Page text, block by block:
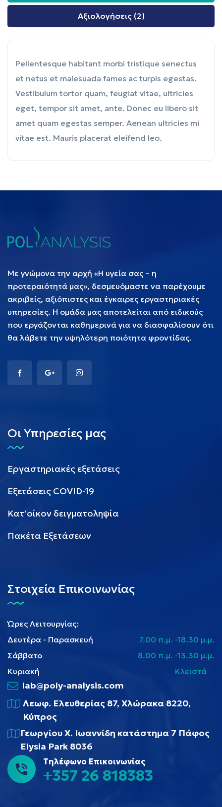
Αξιολογήσεις (2)
Pellentesque habitant morbi tristique senectus
et netus et malesuada fames ac turpis egestas.
Vestibulum tortor quam, feugiat vitae, ultricies
eget, tempor sit amet, ante. Donec eu libero sit
amet quam egestas semper. Aenean ultricies mi
vitae est. Mauris placerat eleifend leo.
Με γνώμονα την αρχή «Η υγεία σας – η
προτεραιότητά μας», δεσμευόμαστε να παρέχουμε
ακριβείς, αξιόπιστες και έγκαιρες εργαστηριακές
υπηρεσίες. Η ομάδα μας αποτελείται από ειδικούς
που εργάζονται καθημερινά για να διασφαλίσουν ότι
θα λάβετε την υψηλότερη ποιότητα φροντίδας.
Οι Υπηρεσίες μας
Εργαστηριακές εξετάσεις
Εξετάσεις COVID-19
Κατ’οίκον δειγματοληψία
Πακέτα Εξετάσεων
Στοιχεία Επικοινωνίας
Ώρες Λειτουργίας:
Δευτέρα - Παρασκευή
7.00 π.μ. -18.30 μ.μ.
Σάββατο
8.00 π.μ. -13.30 μ.μ.
Κυριακή
Κλειστά
lab@poly-analysis.com
Λεωφ. Ελευθερίας 87, Χλώρακα 8220,
Κύπρος
Γεωργίου Χ. Ιωαννίδη κατάστημα 7 Πάφος
Elysia Park 8036
Τηλέφωνο Επικοινωνίας
+357 26 818383